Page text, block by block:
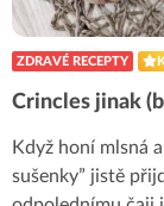
ZDRAVÉ RECEPTY
Crincles jinak
Když honí mlsná
sušenky” jistě